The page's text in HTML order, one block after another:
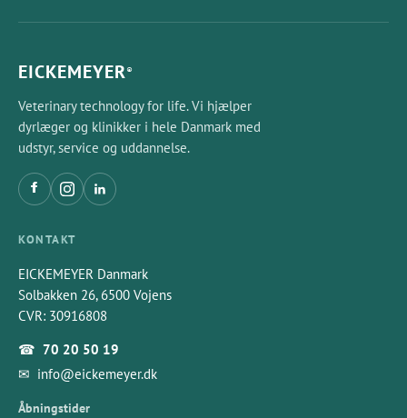
EICKEMEYER®
Veterinary technology for life. Vi hjælper
dyrlæger og klinikker i hele Danmark med
udstyr, service og uddannelse.
KONTAKT
EICKEMEYER Danmark
Solbakken 26, 6500 Vojens
CVR: 30916808
☎ 70 20 50 19
✉ info@eickemeyer.dk
Åbningstider